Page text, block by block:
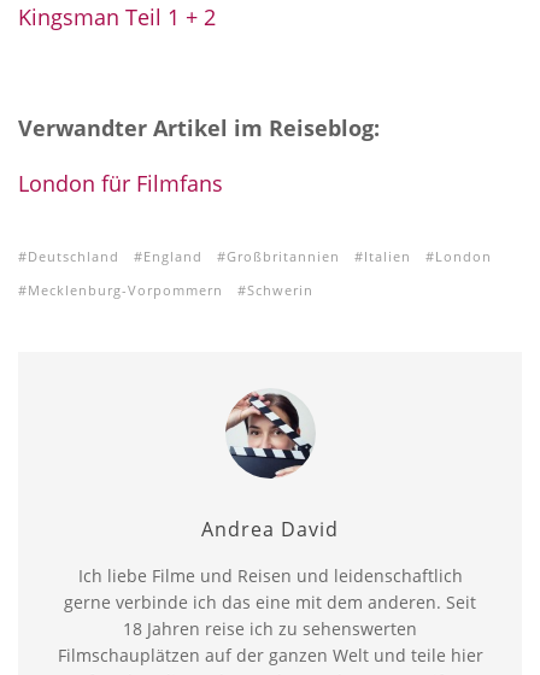
Kingsman Teil 1 + 2
Verwandter Artikel im Reiseblog:
London für Filmfans
Deutschland England Großbritannien Italien
London
Mecklenburg-Vorpommern
Schwerin
Andrea David
Ich liebe Filme und Reisen und leidenschaftlich
gerne verbinde ich das eine mit dem anderen. Seit
18 Jahren reise ich zu sehenswerten
Filmschauplätzen auf der ganzen Welt und teile hier